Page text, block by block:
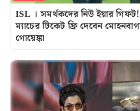
ISL । সমর্থকদের নিউ ইয়ার গিফট!
ম্যাচের টিকেট ফ্রি দেবেন
গোয়েঙ্কা